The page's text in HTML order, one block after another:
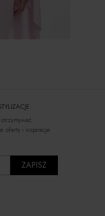
oferty i inspiracje
ZAPISZ